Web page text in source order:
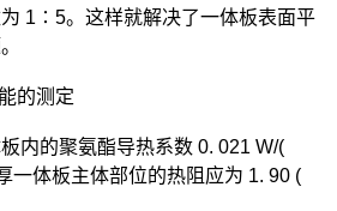
1∶5。这样就解决了一体板表面平
的测定
内的聚氨酯导热系数 0. 021 W/(
一体板主体部位的热阻应为 1. 90 (